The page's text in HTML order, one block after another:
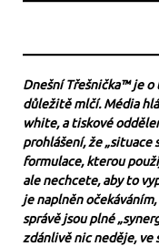
Dnešní Třešnička™ je o
důležitě mlčí. Média
white, a tiskové
prohlášení, že „situace
formulace, kterou
ale nechcete, aby to
je naplněn
správě jsou plné
zdánlivě nic neděje,